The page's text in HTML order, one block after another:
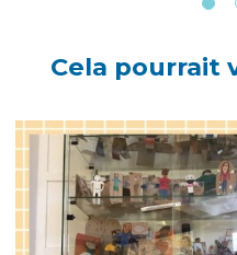
Cela pourrait